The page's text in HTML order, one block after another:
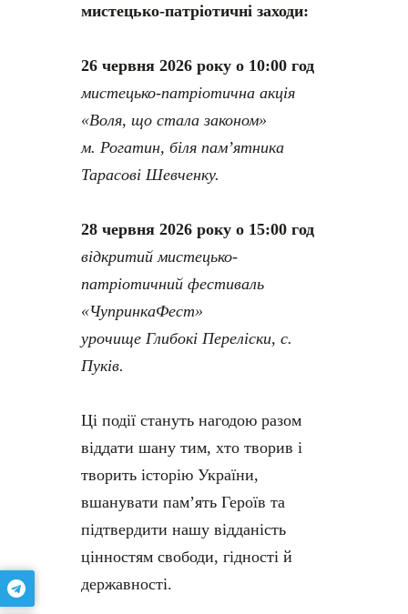
мистецько-патріотичні заходи:
26 червня 2026 року о 10:00 год
мистецько-патріотична акція
«Воля, що стала законом»
м. Рогатин, біля пам’ятника
Тарасові Шевченку.
28 червня 2026 року о 15:00 год
відкритий мистецько-
патріотичний фестиваль
«ЧупринкаФест»
урочище Глибокі Переліски, с.
Пуків.
Ці події стануть нагодою разом
віддати шану тим, хто творив і
творить історію України,
вшанувати пам’ять Героїв та
підтвердити нашу відданість
цінностям свободи, гідності й
державності.